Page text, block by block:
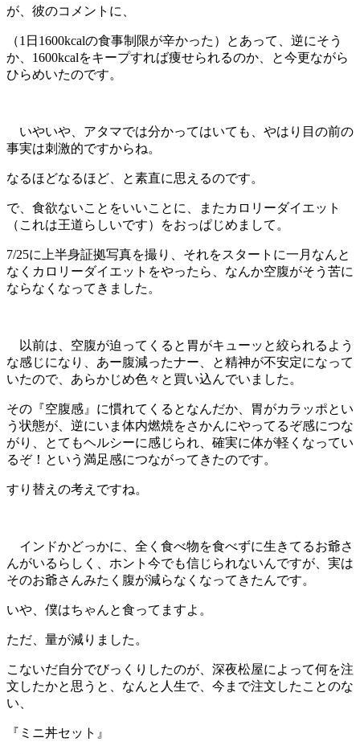
が、彼のコメントに、
（1日1600kcalの食事制限が辛かった）とあって、逆にそう
か、1600kcalをキープすれば痩せられるのか、と今更ながら
ひらめいたのです。
いやいや、アタマでは分かってはいても、やはり目の前の
事実は刺激的ですからね。
なるほどなるほど、と素直に思えるのです。
で、食欲ないことをいいことに、またカロリーダイエット
（これは王道らしいです）をおっぱじめまして。
7/25に上半身証拠写真を撮り、それをスタートに一月なんと
なくカロリーダイエットをやったら、なんか空腹がそう苦に
ならなくなってきました。
以前は、空腹が迫ってくると胃がキューッと絞られるよう
な感じになり、あー腹減ったナー、と精神が不安定になって
いたので、あらかじめ色々と買い込んでいました。
その『空腹感』に慣れてくるとなんだか、胃がカラッポとい
う状態が、逆にいま体内燃焼をさかんにやってるぞ感につな
がり、とてもヘルシーに感じられ、確実に体が軽くなってい
るぞ！という満足感につながってきたのです。
すり替えの考えですね。
インドかどっかに、全く食べ物を食べずに生きてるお爺さ
んがいるらしく、ホント今でも信じられないんですが、実は
そのお爺さんみたく腹が減らなくなってきたんです。
いや、僕はちゃんと食ってますよ。
ただ、量が減りました。
こないだ自分でびっくりしたのが、深夜松屋によって何を注
文したかと思うと、なんと人生で、今まで注文したことのな
い、
『ミニ丼セット』